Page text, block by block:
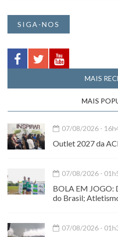
SIGA-NOS
MAIS
MAIS
07/08/2026 -
Outlet 2027 da
07/08/2026 -
BOLA EM JOGO:
do Brasil;
07/08/2026 -